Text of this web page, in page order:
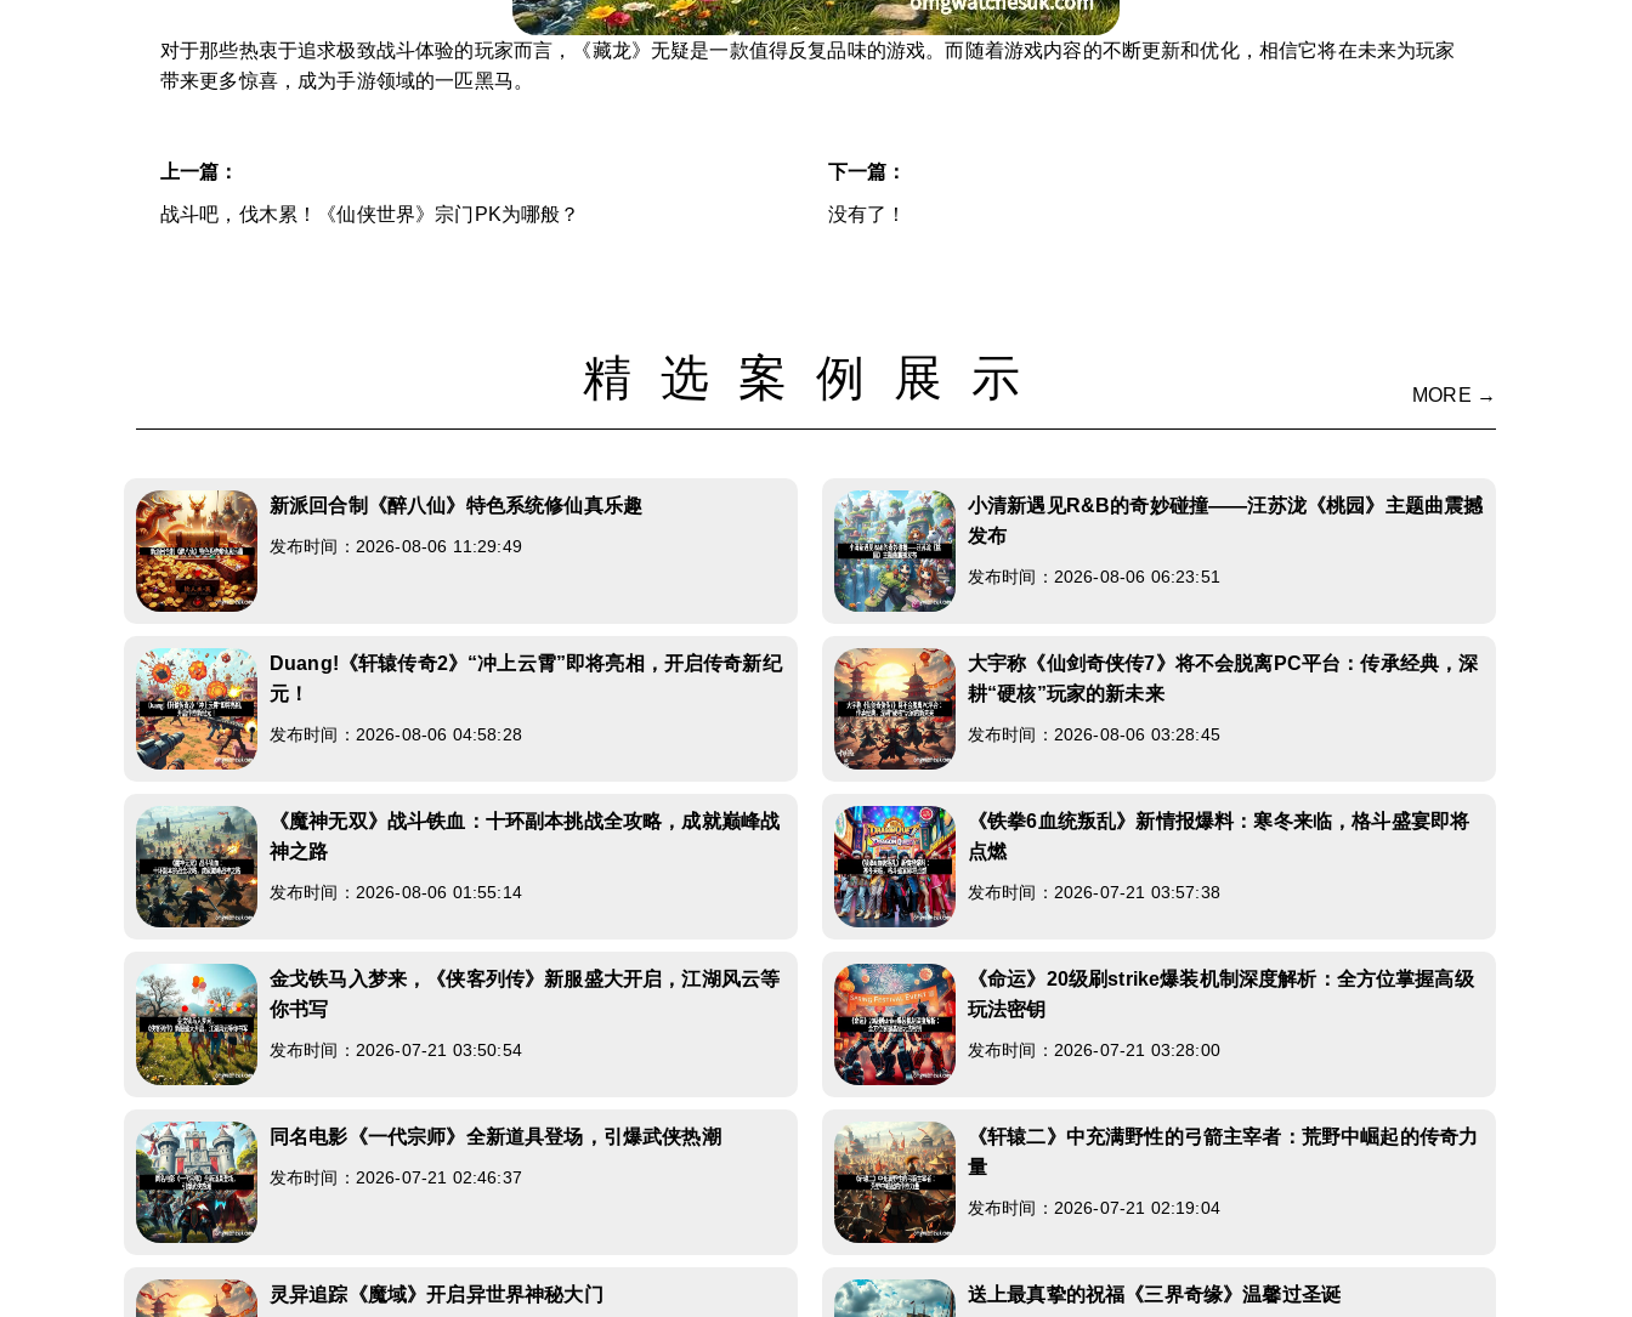
对于那些热衷于追求极致战斗体验的玩家而言，《藏龙》无疑是一款值得反复品味的游戏。而随着游戏内容的不断更新和优化，相信它将在未来为玩家
带来更多惊喜，成为手游领域的一匹黑马。
上一篇：
战斗吧，伐木累！《仙侠世界》宗门PK为哪般？
下一篇：
没有了！
精选案例展示 MORE →
新派回合制《醉八仙》特色系统修仙真乐趣
发布时间：2026-08-06 11:29:49
小清新遇见R&B的奇妙碰撞——汪苏泷《桃园》主题曲震撼
发布
发布时间：2026-08-06 06:23:51
Duang!《轩辕传奇2》“冲上云霄”即将亮相，开启传奇新纪
元！
发布时间：2026-08-06 04:58:28
大宇称《仙剑奇侠传7》将不会脱离PC平台：传承经典，深
耕“硬核”玩家的新未来
发布时间：2026-08-06 03:28:45
《魔神无双》战斗铁血：十环副本挑战全攻略，成就巅峰战
神之路
发布时间：2026-08-06 01:55:14
《铁拳6血统叛乱》新情报爆料：寒冬来临，格斗盛宴即将
点燃
发布时间：2026-07-21 03:57:38
金戈铁马入梦来，《侠客列传》新服盛大开启，江湖风云等
你书写
发布时间：2026-07-21 03:50:54
《命运》20级刷strike爆装机制深度解析：全方位掌握高级
玩法密钥
发布时间：2026-07-21 03:28:00
同名电影《一代宗师》全新道具登场，引爆武侠热潮
发布时间：2026-07-21 02:46:37
《轩辕二》中充满野性的弓箭主宰者：荒野中崛起的传奇力
量
发布时间：2026-07-21 02:19:04
灵异追踪《魔域》开启异世界神秘大门 送上最真挚的祝福《三界奇缘》温馨过圣诞